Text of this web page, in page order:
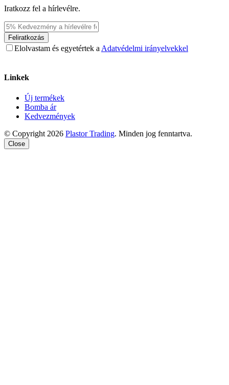
Iratkozz fel a hírlevélre.
Feliratkozás
Elolvastam és egyetértek a Adatvédelmi irányelvekkel
Linkek
Új termékek
Bomba ár
Kedvezmények
© Copyright 2026 Plastor Trading. Minden jog fenntartva.
Close